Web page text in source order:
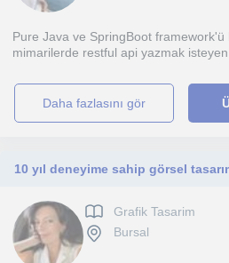
Pure Java ve SpringBoot framework'ü
mimarilerde restful api yazmak
daha fazlasını gör
Grafik Tasarim
Bursal